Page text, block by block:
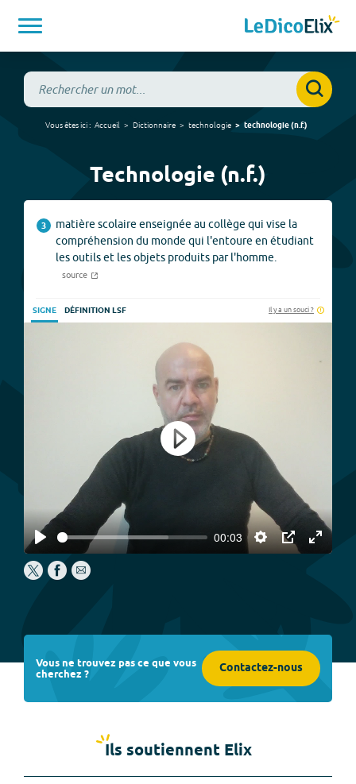
Vous êtes ici : Accueil Dictionnaire technologie technologie(n.f.)
Technologie (n.f.)
3
matière scolaire enseignée au collège qui vise la
compréhension du monde qui l'entoure en étudiant
les outils et les objets produits par l'homme.
source
SIGNE DÉFINITION LSF Il y a un souci ?
Play
00:03
Settings
PIP
Enter
Play
Vous ne trouvez pas ce que vous
cherchez ? Contactez-nous
Ils soutiennent Elix